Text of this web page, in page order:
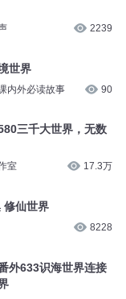
2239
世界
内外必读故事 90
三千大世界，无数
室 17.3万
修仙世界
8228
外633识海世界连接